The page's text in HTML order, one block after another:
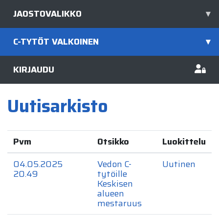
JAOSTOVALIKKO ▾
C-TYTÖT VALKOINEN ▾
KIRJAUDU
Uutisarkisto
Pvm Otsikko
Luokittelu
04.05.2025
20.49
Vedon C-
tytöille
Keskisen
alueen
mestaruus
Uutinen